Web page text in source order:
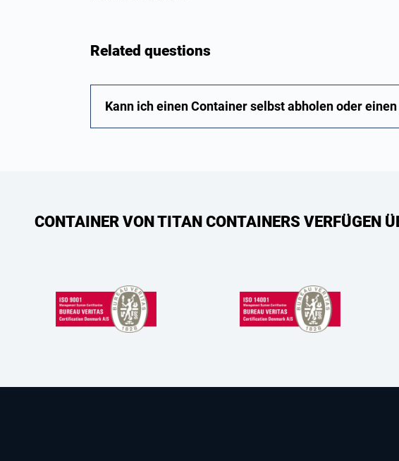
Related questions
Kann ich einen Container selbst abholen oder
CONTAINER VON TITAN CONTAINERS VERFÜGEN